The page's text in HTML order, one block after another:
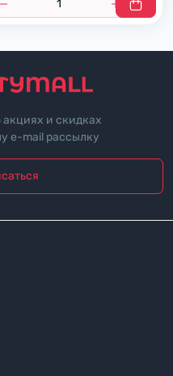
и скидках
e-mail рассылку